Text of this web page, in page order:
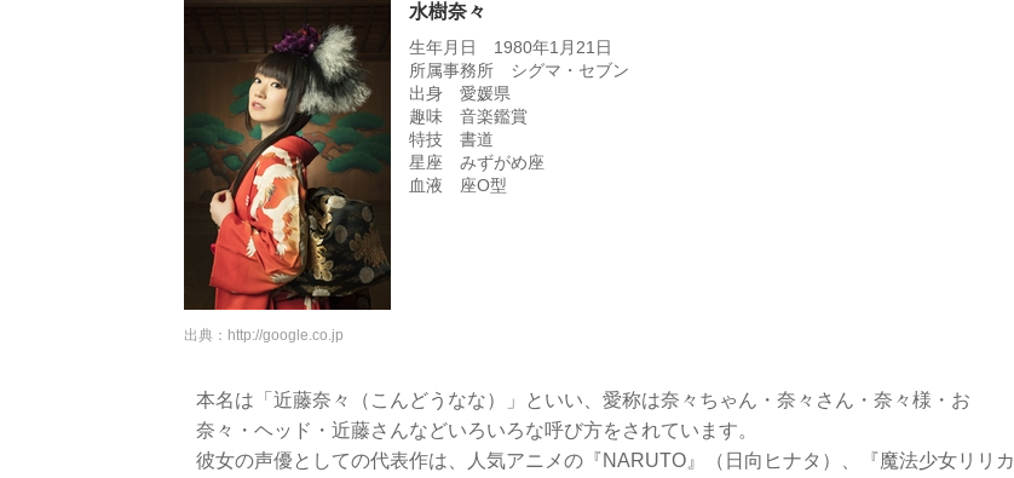
水樹奈々
生年月日 1980年1月21日
所属事務所 シグマ・セブン
出身 愛媛県
趣味 音楽鑑賞
特技 書道
星座 みずがめ座
血液 座O型
出典： http://google.co.jp
本名は「近藤奈々（こんどうなな）」といい、愛称は奈々ちゃん・奈々さん・奈々様・お
奈々・ヘッド・近藤さんなどいろいろな呼び方をされています。
彼女の声優としての代表作は、人気アニメの『NARUTO』（日向ヒナタ）、『魔法少女リリカ